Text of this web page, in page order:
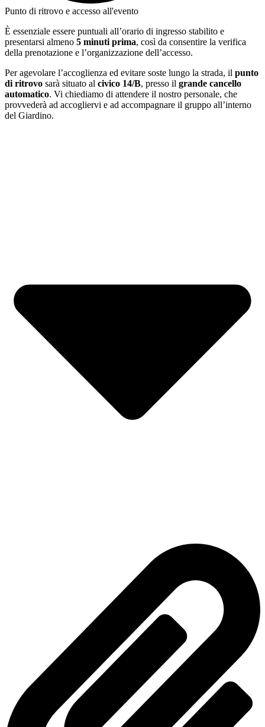
Punto di ritrovo e accesso all'evento
È essenziale essere puntuali all’orario di ingresso stabilito e
presentarsi almeno 5 minuti prima, così da consentire la verifica
della prenotazione e l’organizzazione dell’accesso.
Per agevolare l’accoglienza ed evitare soste lungo la strada, il punto
di ritrovo sarà situato al civico 14/B, presso il grande cancello
automatico. Vi chiediamo di attendere il nostro personale, che
provvederà ad accogliervi e ad accompagnare il gruppo all’interno
del Giardino.